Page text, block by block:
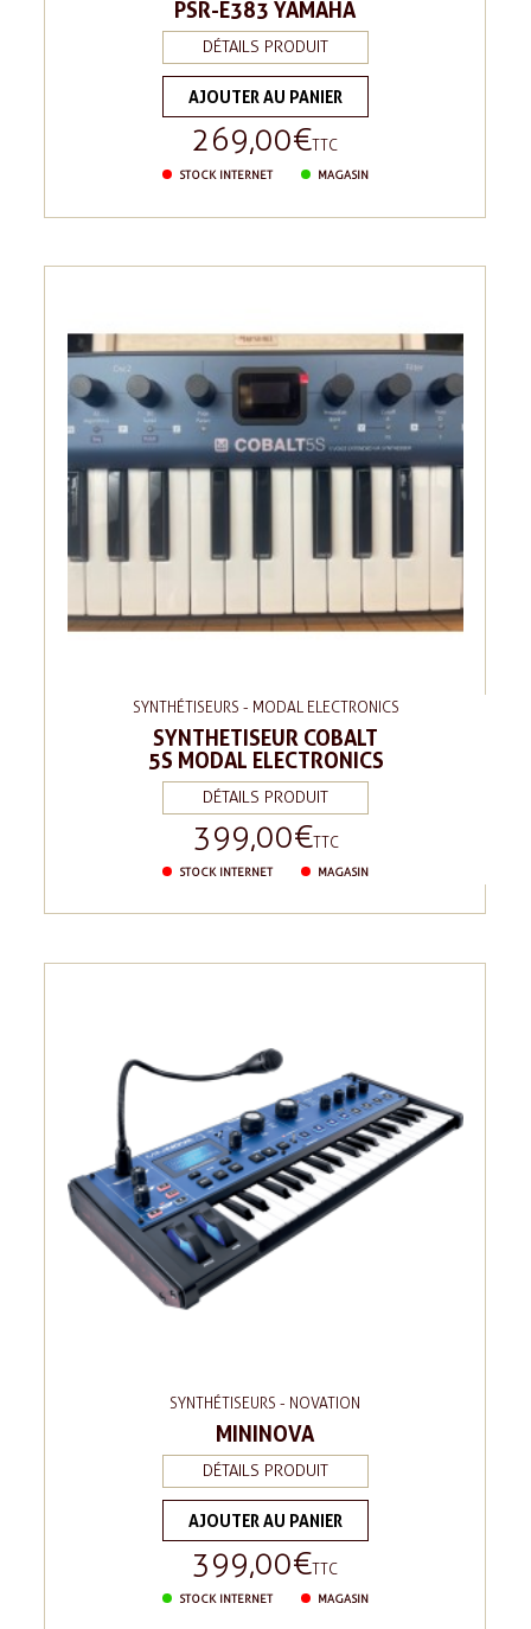
PSR-E383 YAMAHA
DÉTAILS PRODUIT
AJOUTER AU PANIER
Prix
269,00 €TTC
STOCK INTERNET MAGASIN
SYNTHÉTISEURS - MODAL ELECTRONICS
SYNTHETISEUR COBALT
5S MODAL ELECTRONICS
DÉTAILS PRODUIT
Prix
399,00 €TTC
STOCK INTERNET MAGASIN
SYNTHÉTISEURS - NOVATION
MININOVA
DÉTAILS PRODUIT
AJOUTER AU PANIER
Prix
399,00 €TTC
STOCK INTERNET MAGASIN